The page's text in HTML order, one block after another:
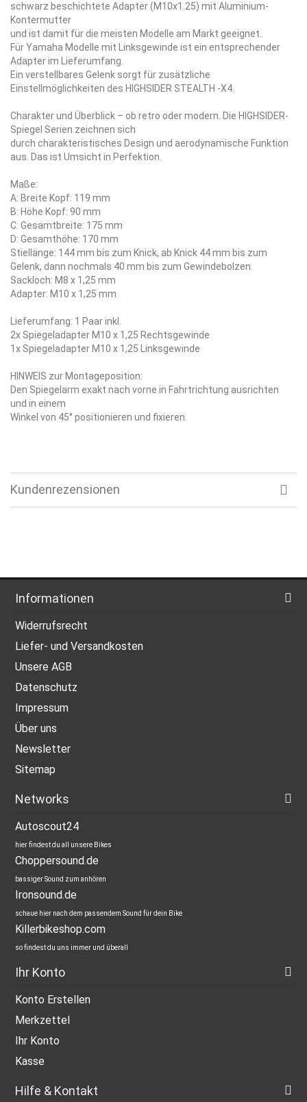
schwarz beschichtete Adapter (M10x1.25) mit Aluminium-
Kontermutter
und ist damit für die meisten Modelle am Markt geeignet.
Für Yamaha Modelle mit Linksgewinde ist ein entsprechender
Adapter im Lieferumfang.
Ein verstellbares Gelenk sorgt für zusätzliche
Einstellmöglichkeiten des HIGHSIDER STEALTH -X4.
Charakter und Überblick – ob retro oder modern. Die HIGHSIDER-
Spiegel Serien zeichnen sich
durch charakteristisches Design und aerodynamische Funktion
aus. Das ist Umsicht in Perfektion.
Maße:
A: Breite Kopf: 119 mm
B: Höhe Kopf: 90 mm
C: Gesamtbreite: 175 mm
D: Gesamthöhe: 170 mm
Stiellänge: 144 mm bis zum Knick, ab Knick 44 mm bis zum
Gelenk, dann nochmals 40 mm bis zum Gewindebolzen.
Sackloch: M8 x 1,25 mm
Adapter: M10 x 1,25 mm
Lieferumfang: 1 Paar inkl.
2x Spiegeladapter M10 x 1,25 Rechtsgewinde
1x Spiegeladapter M10 x 1,25 Linksgewinde
HINWEIS zur Montageposition:
Den Spiegelarm exakt nach vorne in Fahrtrichtung ausrichten
und in einem
Winkel von 45° positionieren und fixieren.
Kundenrezensionen
Informationen
Widerrufsrecht
Liefer- und Versandkosten
Unsere AGB
Datenschutz
Impressum
Über uns
Newsletter
Sitemap
Networks
Autoscout24
hier findest du all unsere Bikes
Choppersound.de
bassiger Sound zum anhören
Ironsound.de
schaue hier nach dem passendem Sound für dein Bike
Killerbikeshop.com
so findest du uns immer und überall
Ihr Konto
Konto Erstellen
Merkzettel
Ihr Konto
Kasse
Hilfe & Kontakt